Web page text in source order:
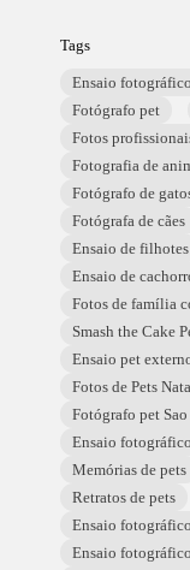
Tags
Ensaio
Fotógrafo pet
Fotos
Fotografia de
Fotógrafo de
Fotógrafa de cães
Ensaio de filhotes
Ensaio de
Fotos de família
Smash the Cake
Ensaio pet
Fotos de Pets
Fotógrafo pet
Ensaio
Memórias de pets
Retratos de pets
Ensaio
Ensaio